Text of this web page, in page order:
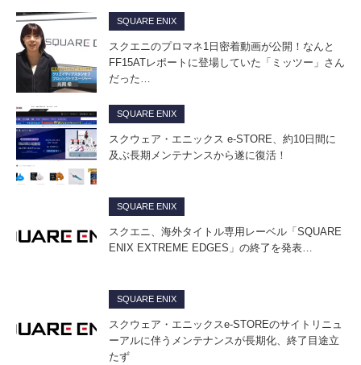
SQUARE ENIX
スクエニのプロマネ1日密着動画が公開！なんと
FF15ATレポートに登場していた「ミッツー」さん
だった…
SQUARE ENIX
スクウェア・エニックス e-STORE、約10日間に
及ぶ長期メンテナンスから遂に復活！
SQUARE ENIX
スクエニ、海外タイトル専用レーベル「SQUARE
ENIX EXTREME EDGES」の終了を発表…
SQUARE ENIX
スクウェア・エニックスe-STOREのサイトリニュ
ーアルに伴うメンテナンスが長期化、終了目途立
たず